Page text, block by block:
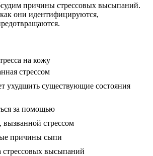
причины стрессовых высыпаний.
они идентифицируются,
на кожу
стрессом
ухудшить существующие состояния
за помощью
стрессом
причины сыпи
высыпаний